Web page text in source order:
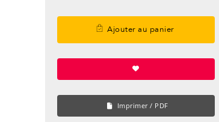
Ajouter au panier
Imprimer / PDF